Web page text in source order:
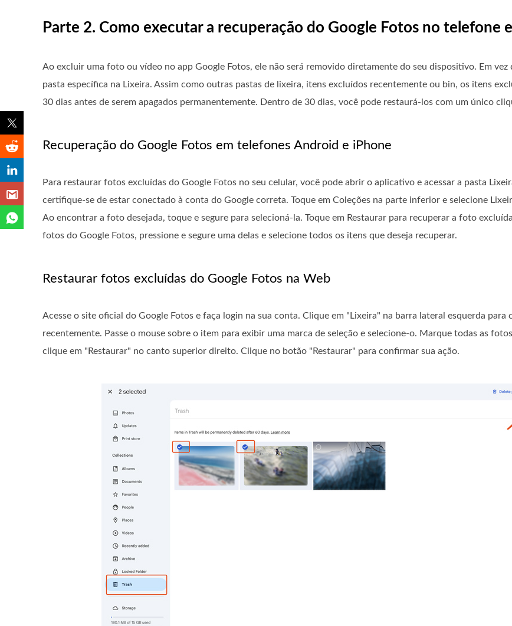
Parte 2. Como executar a recuperação do Google Fotos no telefone
Ao excluir uma foto ou vídeo no app Google Fotos, ele não será removido diretamente do seu dispositivo. Em vez
pasta específica na Lixeira. Assim como outras pastas de lixeira, itens excluídos recentemente ou bin, os itens
30 dias antes de serem apagados permanentemente. Dentro de 30 dias, você pode restaurá-los com um único
Recuperação do Google Fotos em telefones Android e iPhone
Para restaurar fotos excluídas do Google Fotos no seu celular, você pode abrir o aplicativo e acessar a pasta
certifique-se de estar conectado à conta do Google correta. Toque em Coleções na parte inferior e selecione
Ao encontrar a foto desejada, toque e segure para selecioná-la. Toque em Restaurar para recuperar a foto
fotos do Google Fotos, pressione e segure uma delas e selecione todos os itens que deseja recuperar.
Restaurar fotos excluídas do Google Fotos na Web
Acesse o site oficial do Google Fotos e faça login na sua conta. Clique em "Lixeira" na barra lateral esquerda
recentemente. Passe o mouse sobre o item para exibir uma marca de seleção e selecione-o. Marque todas as
clique em "Restaurar" no canto superior direito. Clique no botão "Restaurar" para confirmar sua ação.